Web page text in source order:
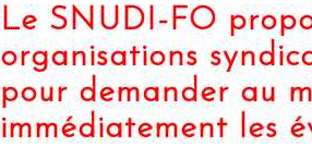
Le SNUDI-FO
organisations
pour demander au
immédiatement les